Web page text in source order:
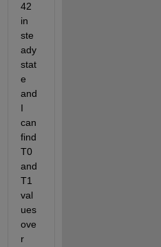
42
in
ste
ady
stat
e
and
I
can
find
T0
and
T1
val
ues
ove
r